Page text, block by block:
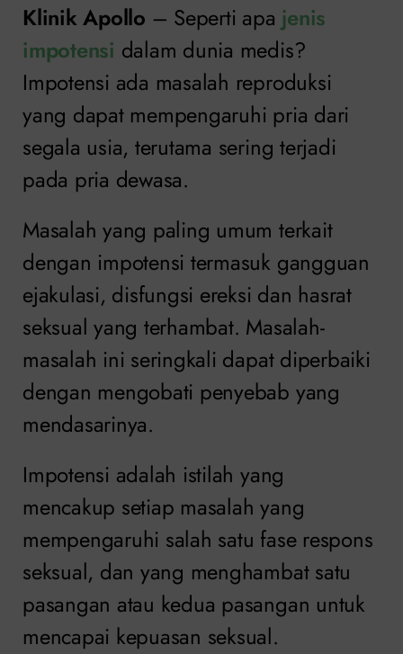
Klinik Apollo – Seperti apa jenis
impotensi dalam dunia medis?
Impotensi ada masalah reproduksi
yang dapat mempengaruhi pria dari
segala usia, terutama sering terjadi
pada pria dewasa.
Masalah yang paling umum terkait
dengan impotensi termasuk gangguan
ejakulasi, disfungsi ereksi dan hasrat
seksual yang terhambat. Masalah-
masalah ini seringkali dapat diperbaiki
dengan mengobati penyebab yang
mendasarinya.
Impotensi adalah istilah yang
mencakup setiap masalah yang
mempengaruhi salah satu fase respons
seksual, dan yang menghambat satu
pasangan atau kedua pasangan untuk
mencapai kepuasan seksual.